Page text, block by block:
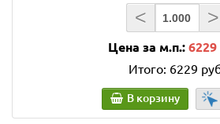
< >
Цена за м.п.: 6229
Итого: 6229
В корзину